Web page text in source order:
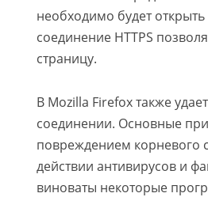
необходимо будет
соединение HTTPS
страницу.
В Mozilla Firefox также
соединении. Основные
повреждением корневого
действии антивирусов и
виноваты некоторые